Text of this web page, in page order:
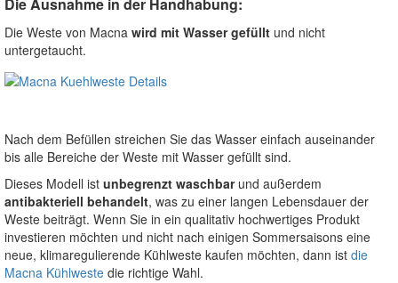
Die Ausnahme in der Handhabung:
Die Weste von Macna wird mit Wasser gefüllt und nicht
untergetaucht.
Nach dem Befüllen streichen Sie das Wasser einfach auseinander
bis alle Bereiche der Weste mit Wasser gefüllt sind.
Dieses Modell ist unbegrenzt waschbarund außerdem
antibakteriell behandelt, was zu einer langen Lebensdauer der
Weste beiträgt. Wenn Sie in ein qualitativ hochwertiges Produkt
investieren möchten und nicht nach einigen Sommersaisons eine
neue, klimaregulierende Kühlweste kaufen möchten, dann ist die
Macna Kühlweste die richtige Wahl.